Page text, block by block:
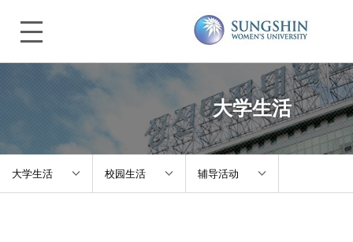
大学生活
大学生活 校园生活 辅导活动